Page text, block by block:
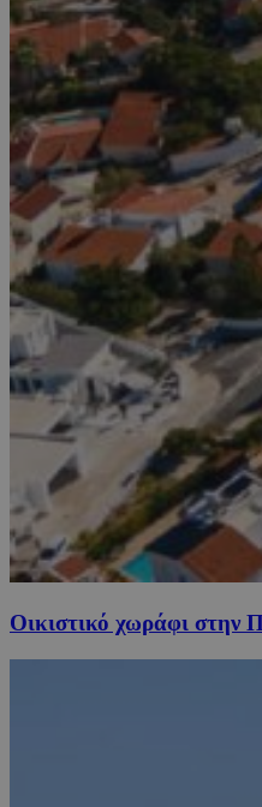
Οικιστικό χωράφι στην